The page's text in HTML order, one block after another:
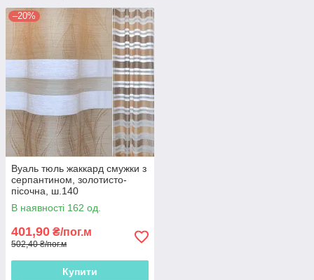
–20%
Вуаль тюль жаккард смужки з
серпантином, золотисто-
пісочна, ш.140
В наявності 162 од.
401,90 ₴/пог.м
502,40 ₴/пог.м
Купити